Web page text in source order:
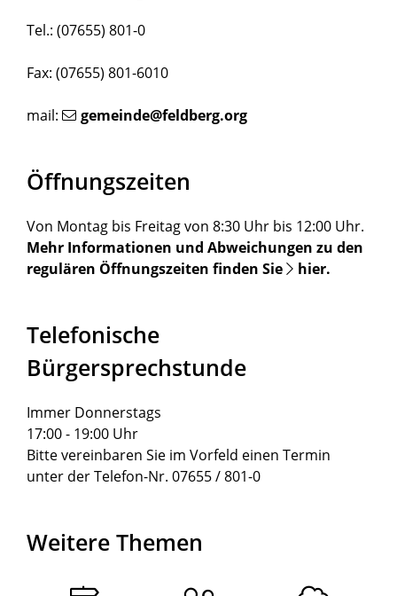
Tel.: (07655) 801-0
Fax: (07655) 801-6010
mail: gemeinde@feldberg.org
Öffnungszeiten
Von Montag bis Freitag von 8:30 Uhr bis 12:00 Uhr.
Mehr Informationen und Abweichungen zu den
regulären Öffnungszeiten finden Sie
hier.
Telefonische
Bürgersprechstunde
Immer Donnerstags
17:00 - 19:00 Uhr
Bitte vereinbaren Sie im Vorfeld einen Termin
unter der Telefon-Nr. 07655 / 801-0
Weitere Themen